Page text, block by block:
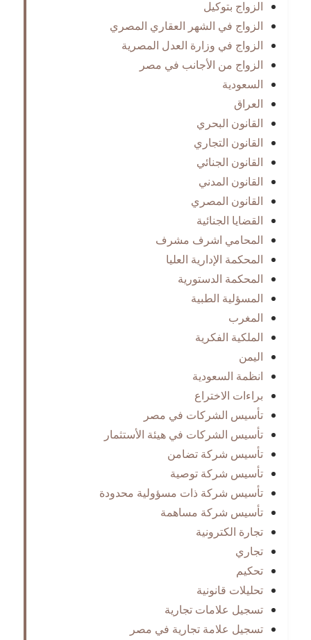
الزواج بتوكيل
الزواج في الشهر العقاري المصري
الزواج في وزارة العدل المصرية
الزواج من الأجانب في مصر
السعودية
العراق
القانون البحري
القانون التجاري
القانون الجنائي
القانون المدني
القانون المصري
القضايا الجنائية
المحامي اشرف مشرف
المحكمة الإدارية العليا
المحكمة الدستورية
المسؤلية الطبية
المغرب
الملكية الفكرية
اليمن
انظمة السعودية
براءات الاختراع
تأسيس الشركات في مصر
تأسيس الشركات في هيئة الأستثمار
تأسيس شركة تضامن
تأسيس شركة توصية
تأسيس شركة ذات مسؤولية محدودة
تأسيس شركة مساهمة
تجارة الكترونية
تجاري
تحكيم
تحليلات قانونية
تسجيل علامات تجارية
تسجيل علامة تجارية في مصر